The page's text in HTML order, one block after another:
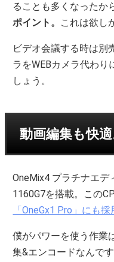
ることも多くなったか
ポイント。 これは欲し
ビデオ会議する時は別
ラをWEBカメラ代わり
しょう。
動画編集も快
OneMix4 プラチナエデ
1160G7を搭載。この
「OneGx1 Pro」にも
僕がパワーを使う作業
集&エンコードなんで